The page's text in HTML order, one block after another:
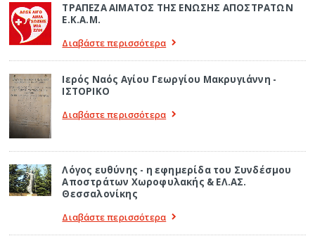
ΤΡΑΠΕΖΑ ΑΙΜΑΤΟΣ ΤΗΣ ΕΝΩΣΗΣ ΑΠΟΣΤΡΑΤΩΝ
Ε.Κ.Α.Μ.
Διαβάστε περισσότερα
Ιερός Ναός Αγίου Γεωργίου Μακρυγιάννη -
ΙΣΤΟΡΙΚΟ
Διαβάστε περισσότερα
Λόγος ευθύνης - η εφημερίδα του Συνδέσμου
Αποστράτων Χωροφυλακής & ΕΛ.ΑΣ.
Θεσσαλονίκης
Διαβάστε περισσότερα